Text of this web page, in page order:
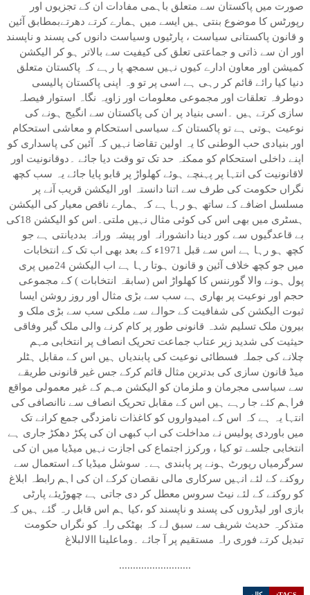
صورت میں پاکستان سے متعلق باہمی مفادات ان کے تجزیوں اور
رپورٹس کا موضوع بنتی ہیں ایسے میں ہمارے کرتے دھرتےبمطابق آئین
و قانون پاکستانی سیاست ، پارٹیوں وسیاست دانوں کی پسند و ناپسند
اور ان سے ذاتی و جماعتی تعلق کی کیفیت سے بالاتر ہو کر الیکشن
کمیشن اور معاون ادارے کیوں نہیں سمجھ پا رہے کہ پاکستان متعلق
دنیا کیا رائے قائم کر رہی ہے اسی پر تو وہ اپنی پاکستان پالیسی
دوطرفہ تعلقات اور مجموعی معلومات اور زاویہ نگاہ استوار فیصلہ
سازی کرتے ہیں ۔اسی بنیاد پر ان کی پاکستان سے انگیج ہونے کی
نوعیت ہوتی ہے تو پاکستان کے سیاسی استحکام و معاشی استحکام
اور بنیادی حب الوطنی کا یہ اولین تقاضا نہیں کہ آئین کی پاسداری کو
اپنے داخلی استحکام کو ممکنہ حد تک تو وقت دیا جائے ۔دوقانونیت اور
لاقانونیت کی انتہا پر پہنچے ہوئے کھلواڑ پر قابو پایا جائے یہ سب کچھ
نگراں حکومت کی طرف سے اتنا دانستہ اور الیکشن قریب آنے پر
مسلسل اضافے کے ساتھ ہو رہا ہے کہ ہمارے ناقص معیار کی الیکشن
ہسٹری میں بھی اس کی کوئی مثال نہیں ملتی۔اس کو الیکشن 18کی
بے قاعدگیوں سے کور دینا دانشورانہ اور پیشہ ورانہ بددیانتی ہے جو
کچھ ہو رہا ہے اس سے قبل 1971ء کے بعد بھی اب تک کے انتخابات
میں جو کچھ خلاف آئین و قانون ہوتا رہا ہے اب الیکشن 24میں پری
پول ہونے والا گورننس کا کھلواڑ اس (سابقہ انتخابات ) کے مجموعی
حجم اور نوعیت پر بھاری ہے سب سے بڑی مثال اور روز روشن ایسا
ثبوت الیکشن کی شفافیت کے حوالے سے ملکی سب سے بڑی ملک و
بیرون ملک تسلیم شدہ قانونی طور پر کام کرنے والی ملک گیر وفاقی
حیثیت کی شدید زیر عتاب جماعت تحریک انصاف پر انتخابی مہم
چلانے کی جملہ فسطائی نوعیت کی پابندیاں ہیں اس کے مقابل ہٹلر
میڈ قانون سازی کی بدترین مثال قائم کرکے جس غیر قانونی طریقے
سے سیاسی مجرمان و ملزمان کو الیکشن مہم کے غیر معمولی مواقع
فراہم کئے جا رہے ہیں اس کے مقابل تحریک انصاف سے ناانصافی کی
انتہا یہ ہے کہ اس کے امیدواروں کو کاغذات نامزدگی جمع کرانے تک
میں باوردی پولیس نے مداخلت کی اب کبھی ان کی پکڑ دھکڑ جاری ہے
انتخابی جلسے تو کیا ، ورکرز اجتماع کی اجازت نہیں میڈیا میں ان کی
سرگرمیاں رپورٹ ہونے پر پابندی ہے۔ سوشل میڈیا کے استعمال سے
روکنے کے لئے انہیں سرکاری مالی نقصان کرکے ان کی اہم رابطہ ابلاغ
کو روکنے کے لئے نیٹ سروس معطل کر دی جاتی ہے چھوڑیئے پارٹی
بازی اور لیڈروں کی پسند و ناپسند کو ،کیا ہم اس قابل رہ گئے ہیں کہ
متذکرہ حدیث شریف سے سبق لے کہ بھٹکی راہ کو نگراں حکومت
تبدیل کرتے فوری راہ مستقیم پر آ جائے ۔وماعلینا االالبلاغ
..........................